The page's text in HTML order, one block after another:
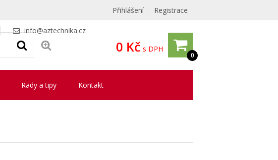
Přihlášení Registrace
info@aztechnika.cz
0
0 Kč s DPH
Rady a tipy Kontakt